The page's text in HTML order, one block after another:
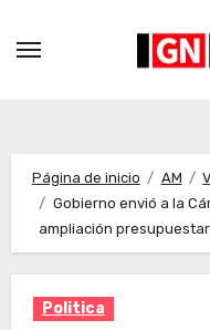
Página de inicio AM V
Gobierno envió a la
ampliación
Politica